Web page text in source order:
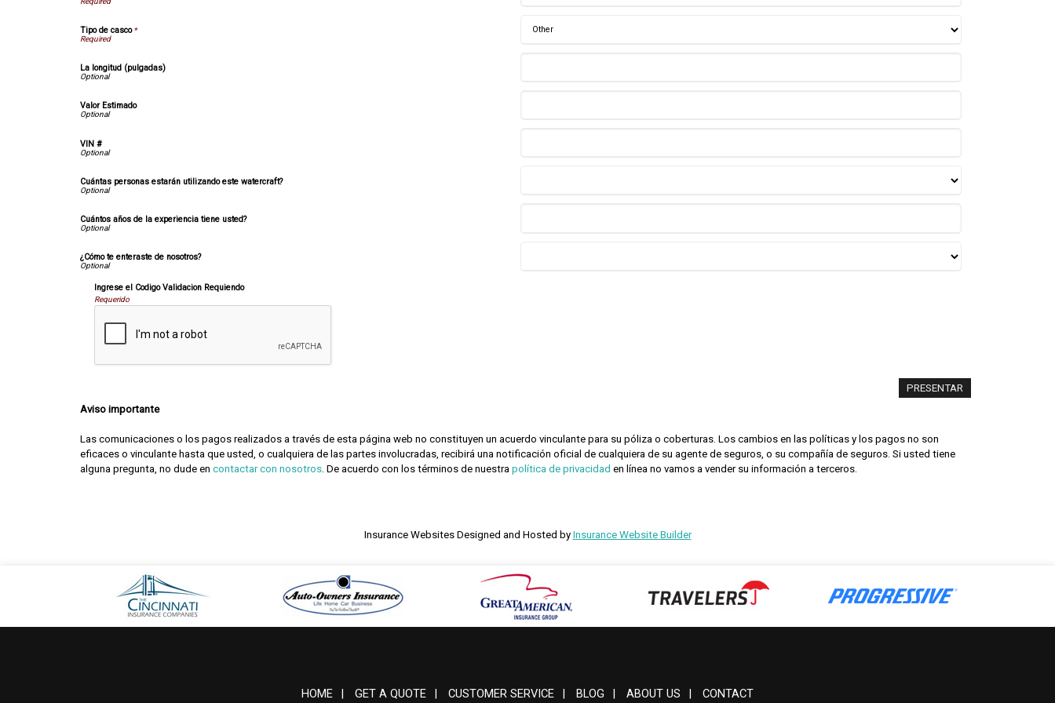
Tipo de casco*
La longitud (pulgadas)
Valor Estimado
VIN #
Cuántas personas estarán utilizando este watercraft?
Cuántos años de la experiencia tiene usted?
¿Cómo te enteraste de nosotros?
Ingrese el Codigo Validacion Requiendo
Requerido
Aviso importante
Las comunicaciones o los pagos realizados a través de esta página web no constituyen un acuerdo vinculante para su póliza o coberturas. Los cambios en las políticas y los pagos no son
eficaces o vinculante hasta que usted, o cualquiera de las partes involucradas, recibirá una notificación oficial de cualquiera de su agente de seguros, o su compañía de seguros. Si usted tiene
alguna pregunta, no dude en contactar con nosotros . De acuerdo con los términos de nuestra política de privacidad en línea no vamos a vender su información a terceros.
Insurance WebsitesDesigned and Hosted by Insurance Website Builder
HOME | GET A QUOTE | CUSTOMER SERVICE | BLOG | ABOUT US | CONTACT